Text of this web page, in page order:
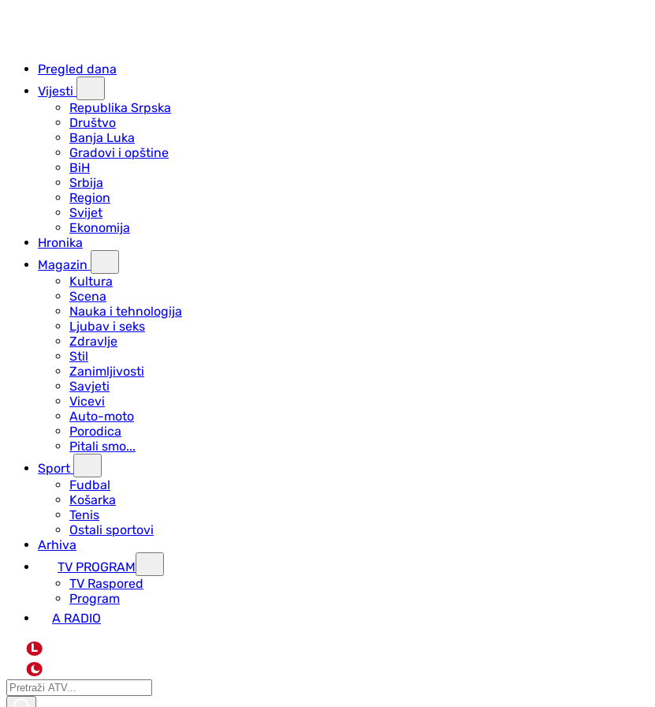
Pregled dana
Vijesti
Republika Srpska
Društvo
Banja Luka
Gradovi i opštine
BiH
Srbija
Region
Svijet
Ekonomija
Hronika
Magazin
Kultura
Scena
Nauka i tehnologija
Ljubav i seks
Zdravlje
Stil
Zanimljivosti
Savjeti
Vicevi
Auto-moto
Porodica
Pitali smo...
Sport
Fudbal
Košarka
Tenis
Ostali sportovi
Arhiva
TV PROGRAM
ТV Raspored
Program
A RADIO
L